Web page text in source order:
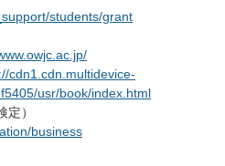
students/grant
cdn1.cdn.multidevice-
usr/book/index.html
）
business